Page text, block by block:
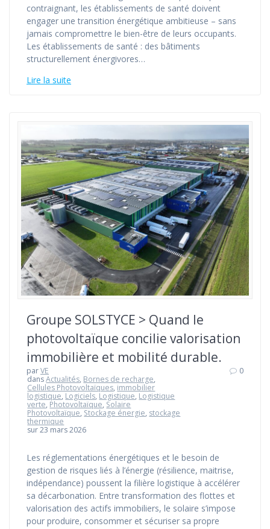
contraignant, les établissements de santé doivent
engager une transition énergétique ambitieuse – sans
jamais compromettre le bien-être de leurs occupants.
Les établissements de santé : des bâtiments
structurellement énergivores…
Lire la suite
Groupe SOLSTYCE > Quand le
photovoltaïque concilie valorisation
immobilière et mobilité durable.
parVE
dansActualités, Bornes de recharge,
Cellules Photovoltaïques, immobilier
logistique, Logiciels, Logistique, Logistique
verte, Photovoltaïque, Solaire
Photovoltaïque, Stockage énergie, stockage
thermique
sur 23 mars 2026
0
Les réglementations énergétiques et le besoin de
gestion de risques liés à l’énergie (résilience, maitrise,
indépendance) poussent la filière logistique à accélérer
sa décarbonation. Entre transformation des flottes et
valorisation des actifs immobiliers, le solaire s’impose
pour produire, consommer et sécuriser sa propre